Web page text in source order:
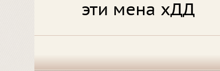
эти мена хДД